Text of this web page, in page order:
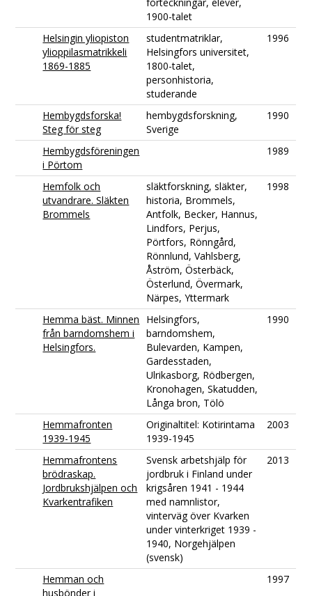
1900-talet
Helsingin yliopiston
ylioppilasmatrikkeli
1869-1885
studentmatriklar,
Helsingfors universitet,
1800-talet,
personhistoria,
studerande
1996
Hembygdsforska!
Steg för steg
hembygdsforskning,
Sverige
1990
Hembygdsföreningen
i Pörtom
1989
Hemfolk och
utvandrare. Släkten
Brommels
släktforskning, släkter,
historia, Brommels,
Antfolk, Becker, Hannus,
Lindfors, Perjus,
Pörtfors, Rönngård,
Rönnlund, Vahlsberg,
Åström, Österbäck,
Österlund, Övermark,
Närpes, Yttermark
1998
Hemma bäst. Minnen
från barndomshem i
Helsingfors.
Helsingfors,
barndomshem,
Bulevarden, Kampen,
Gardesstaden,
Ulrikasborg, Rödbergen,
Kronohagen, Skatudden,
Långa bron, Tölö
1990
Hemmafronten
1939-1945
Originaltitel: Kotirintama
1939-1945
2003
Hemmafrontens
brödraskap.
Jordbrukshjälpen och
Kvarkentrafiken
Svensk arbetshjälp för
jordbruk i Finland under
krigsåren 1941 - 1944
med namnlistor,
vinterväg över Kvarken
under vinterkriget 1939 -
1940, Norgehjälpen
(svensk)
2013
Hemman och
husbönder i
1997